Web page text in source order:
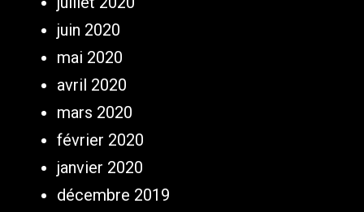
juin 2020
mai 2020
avril 2020
mars 2020
février 2020
janvier 2020
décembre 2019